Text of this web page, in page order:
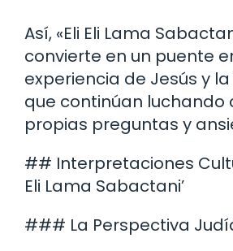
Así, «Eli Eli Lama
convierte en un puente
experiencia de Jesús y
que continúan luchando
propias preguntas y
## Interpretaciones
Eli Lama Sabactani’
### La Perspectiva